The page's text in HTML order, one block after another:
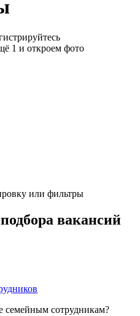
1 и откроем фото
или фильтры
вакансий
семейным сотрудникам?